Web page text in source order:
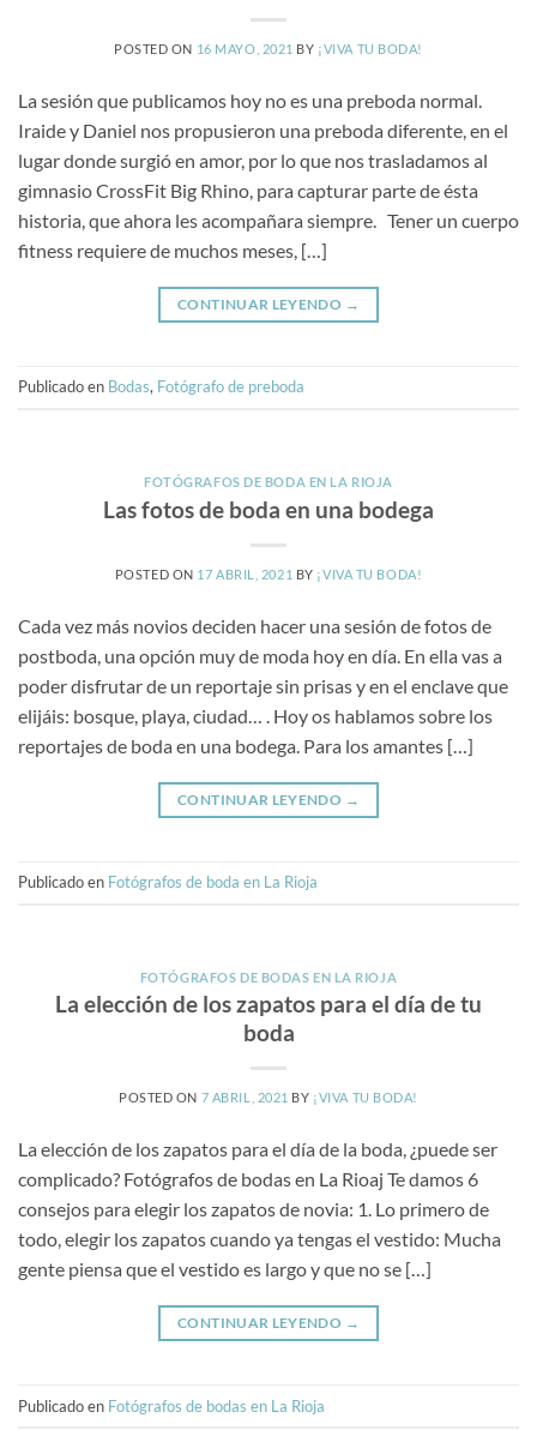
POSTED ON 16 MAYO, 2021 BY ¡VIVA TU BODA!
La sesión que publicamos hoy no es una preboda normal.
Iraide y Daniel nos propusieron una preboda diferente, en el
lugar donde surgió en amor, por lo que nos trasladamos al
gimnasio CrossFit Big Rhino, para capturar parte de ésta
historia, que ahora les acompañara siempre. Tener un cuerpo
fitness requiere de muchos meses, […]
CONTINUAR LEYENDO →
Publicado en Bodas, Fotógrafo de preboda
FOTÓGRAFOS DE BODA EN LA RIOJA
Las fotos de boda en una bodega
POSTED ON 17 ABRIL, 2021 BY ¡VIVA TU BODA!
Cada vez más novios deciden hacer una sesión de fotos de
postboda, una opción muy de moda hoy en día. En ella vas a
poder disfrutar de un reportaje sin prisas y en el enclave que
elijáis: bosque, playa, ciudad… . Hoy os hablamos sobre los
reportajes de boda en una bodega. Para los amantes […]
CONTINUAR LEYENDO →
Publicado en Fotógrafos de boda en La Rioja
FOTÓGRAFOS DE BODAS EN LA RIOJA
La elección de los zapatos para el día de tu
boda
POSTED ON 7 ABRIL, 2021 BY ¡VIVA TU BODA!
La elección de los zapatos para el día de la boda, ¿puede ser
complicado? Fotógrafos de bodas en La Rioaj Te damos 6
consejos para elegir los zapatos de novia: 1. Lo primero de
todo, elegir los zapatos cuando ya tengas el vestido: Mucha
gente piensa que el vestido es largo y que no se […]
CONTINUAR LEYENDO →
Publicado en Fotógrafos de bodas en La Rioja